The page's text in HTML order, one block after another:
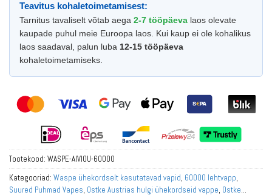
Teavitus kohaletoimetamisest:
Tarnitus tavaliselt võtab aega 2-7 tööpäeva laos olevate
kaupade puhul meie Euroopa laos. Kui kaup ei ole kohalikus
laos saadaval, palun luba 12-15 tööpäeva
kohaletoimetamiseks.
Tootekood: WASPE-AIVIOU-60000
Kategooriad: Waspe ühekordselt kasutatavad vapid, 60000 lehtvapp,
Suured Puhmad Vapes, Ostke Austrias hulgi ühekordseid vappe, Ostke